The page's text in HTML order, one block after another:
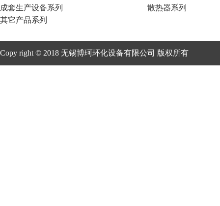
成套生产设备系列
散热器系列
其它产品系列
Copy right © 2018 无锡博珂环化设备有限公司 版权所有